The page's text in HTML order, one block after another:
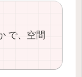
で、空間